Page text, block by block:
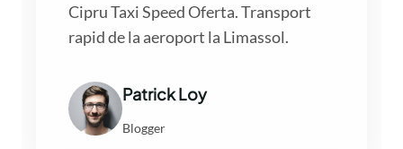
Cipru Taxi Speed Oferta. Transport
rapid de la aeroport la Limassol.
Patrick Loy
Blogger